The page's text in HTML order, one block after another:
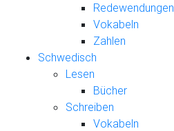
Redewendungen
Vokabeln
Zahlen
Schwedisch
Lesen
Bücher
Schreiben
Vokabeln